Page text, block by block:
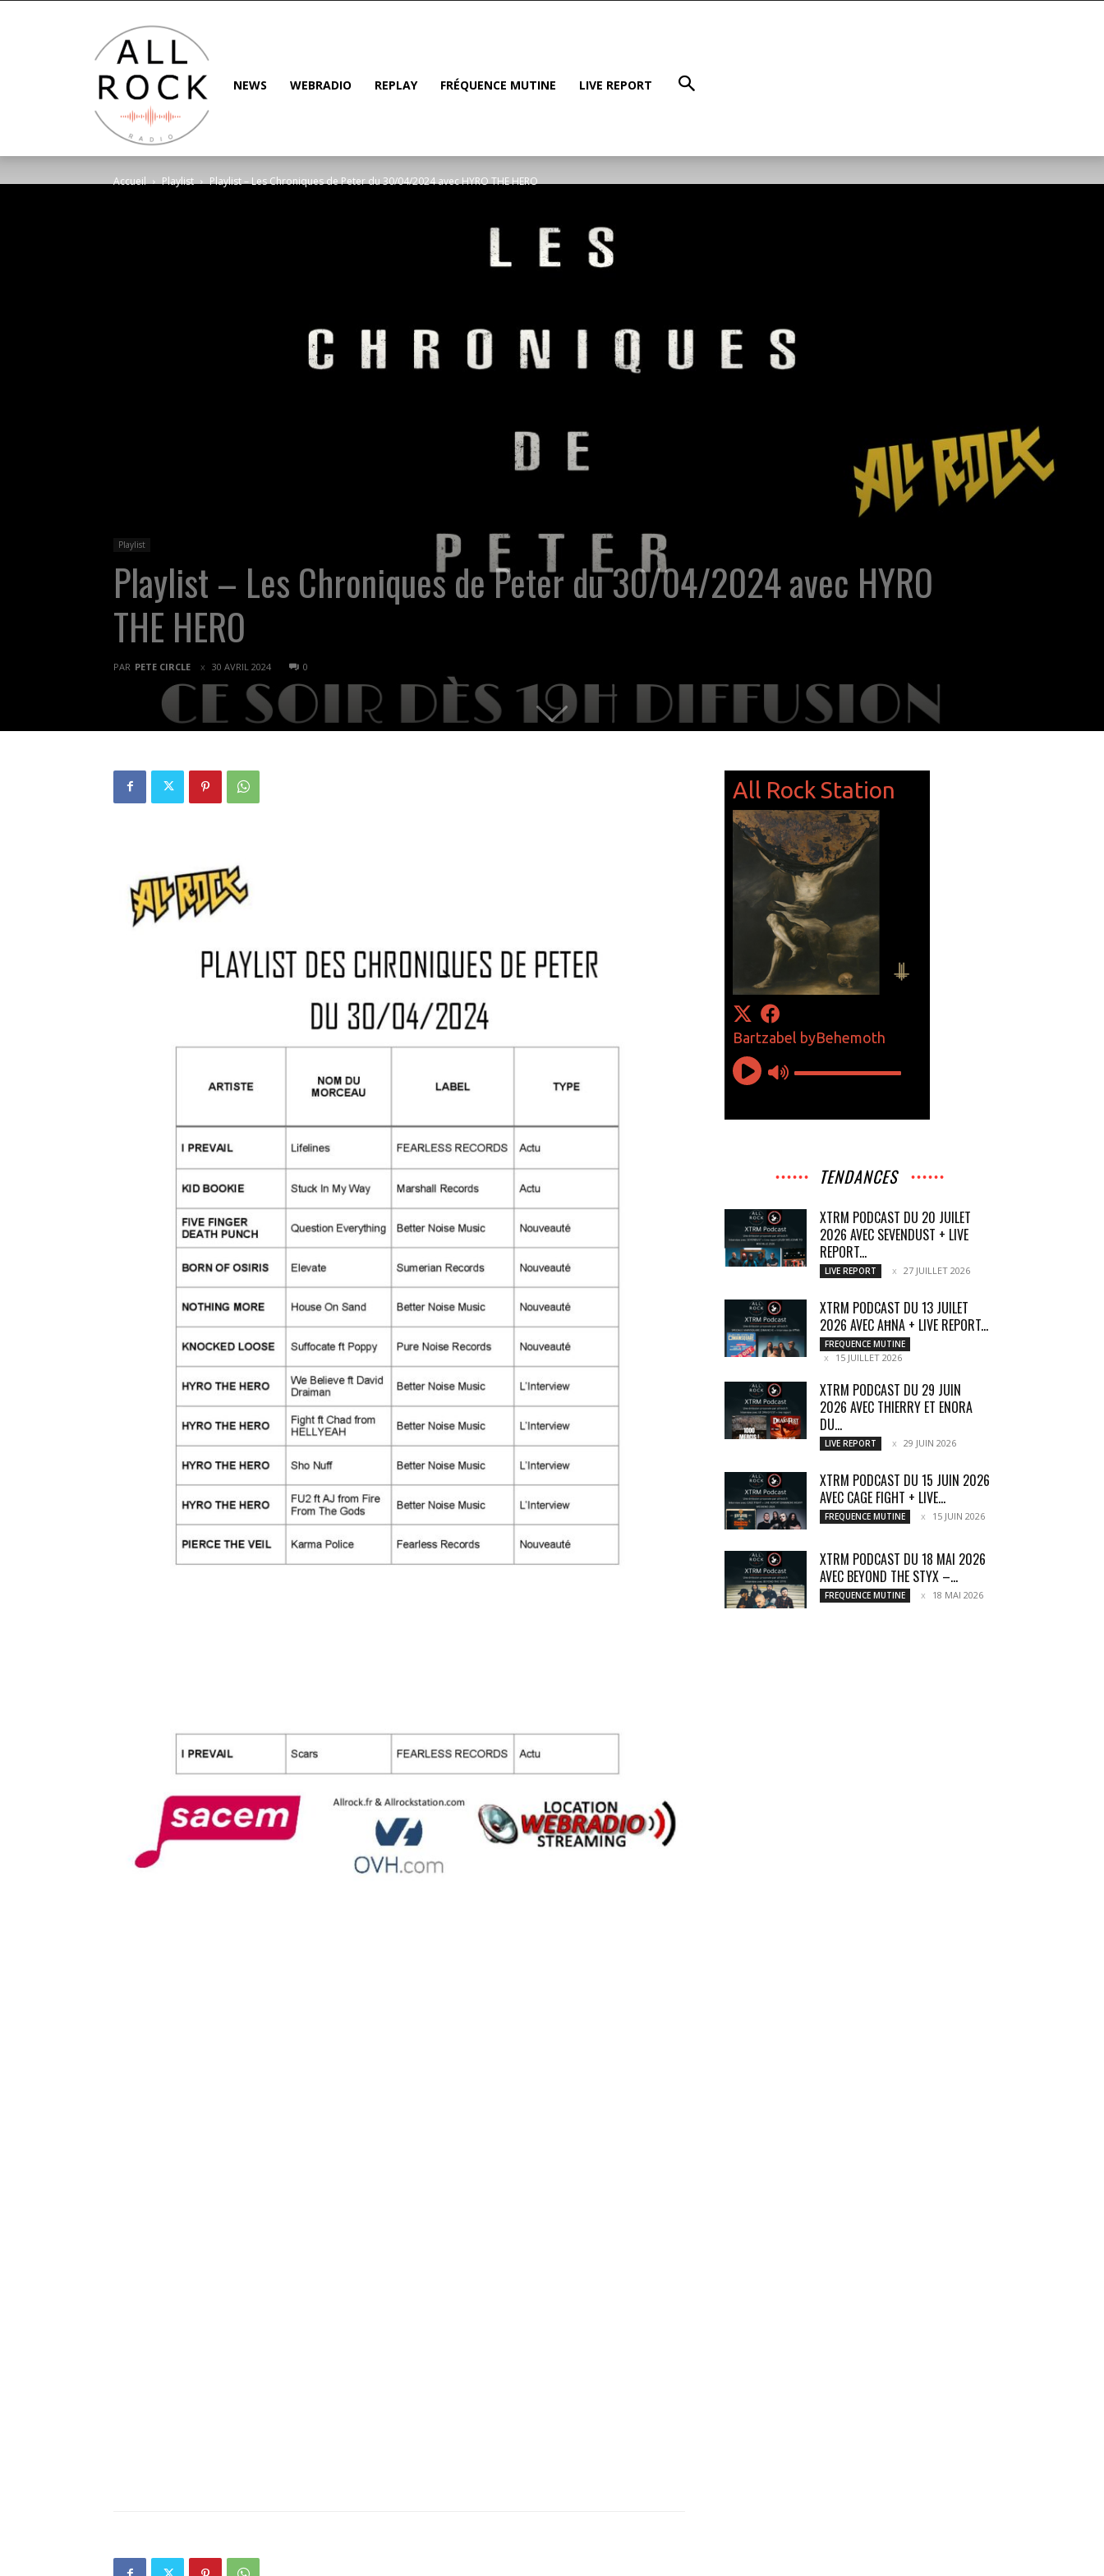
NEWS WEBRADIO REPLAY FRÉQUENCE MUTINE LIVE REPORT
Accueil Playlist Playlist – Les Chroniques de Peter du 30/04/2024 avec HYRO THE HERO
Playlist
Playlist – Les Chroniques de Peter du 30/04/2024 avec HYRO
THE HERO
PAR PETE CIRCLE 30 AVRIL 2024 0
TENDANCES
XTRM PODCAST DU 20 JUILET
2026 AVEC SEVENDUST + LIVE
REPORT...
LIVE REPORT 27 JUILLET 2026
XTRM PODCAST DU 13 JUILET
2026 AVEC AĦNA + LIVE REPORT...
FREQUENCE MUTINE
15 JUILLET 2026
XTRM PODCAST DU 29 JUIN
2026 AVEC THIERRY ET ENORA
DU...
LIVE REPORT 29 JUIN 2026
XTRM PODCAST DU 15 JUIN 2026
AVEC CAGE FIGHT + LIVE...
FREQUENCE MUTINE 15 JUIN 2026
XTRM PODCAST DU 18 MAI 2026
AVEC BEYOND THE STYX –...
FREQUENCE MUTINE 18 MAI 2026